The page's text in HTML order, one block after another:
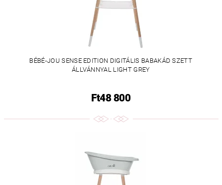
BÉBÉ-JOU SENSE EDITION DIGITÁLIS BABAKÁD SZETT
ÁLLVÁNNYAL LIGHT GREY
Ft48 800